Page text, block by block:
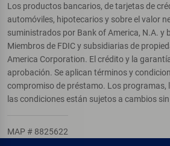
Los productos bancarios, de tarjetas de
automóviles, hipotecarios y sobre el valor
suministrados por Bank of America, N.A. y
Miembros de FDIC y subsidiarias de
America Corporation. El crédito y la
aprobación. Se aplican términos y
compromiso de préstamo. Los programas,
las condiciones están sujetos a cambios
MAP # 8825622